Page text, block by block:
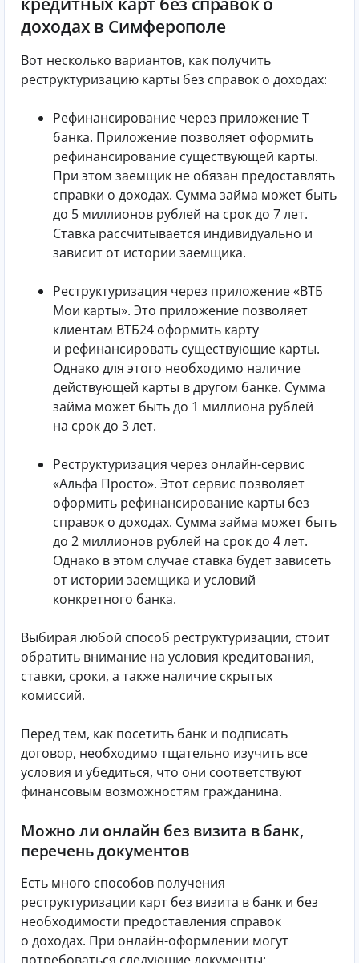
доходах в Симферополе
Вот несколько вариантов, как получить
реструктуризацию карты без справок о доходах:
Рефинансирование через приложение Т
банка. Приложение позволяет оформить
рефинансирование существующей карты.
При этом заемщик не обязан предоставлять
справки о доходах. Сумма займа может быть
до 5 миллионов рублей на срок до 7 лет.
Ставка рассчитывается индивидуально и
зависит от истории заемщика.
Реструктуризация через приложение «ВТБ
Мои карты». Это приложение позволяет
клиентам ВТБ24 оформить карту
и рефинансировать существующие карты.
Однако для этого необходимо наличие
действующей карты в другом банке. Сумма
займа может быть до 1 миллиона рублей
на срок до 3 лет.
Реструктуризация через онлайн-сервис
«Альфа Просто». Этот сервис позволяет
оформить рефинансирование карты без
справок о доходах. Сумма займа может быть
до 2 миллионов рублей на срок до 4 лет.
Однако в этом случае ставка будет зависеть
от истории заемщика и условий
конкретного банка.
Выбирая любой способ реструктуризации, стоит
обратить внимание на условия кредитования,
ставки, сроки, а также наличие скрытых
комиссий.
Перед тем, как посетить банк и подписать
договор, необходимо тщательно изучить все
условия и убедиться, что они соответствуют
финансовым возможностям гражданина.
Можно ли онлайн без визита в банк,
перечень документов
Есть много способов получения
реструктуризации карт без визита в банк и без
необходимости предоставления справок
о доходах. При онлайн-оформлении могут
потребоваться следующие документы: